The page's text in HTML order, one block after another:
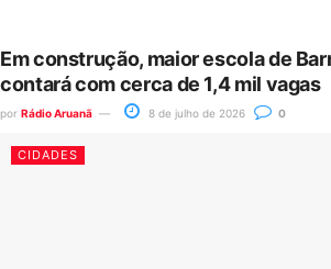
Em construção, maior escola de
contará com cerca de 1,4 mil vagas
por Rádio Aruanã 8 de julho de 2026 0
CIDADES